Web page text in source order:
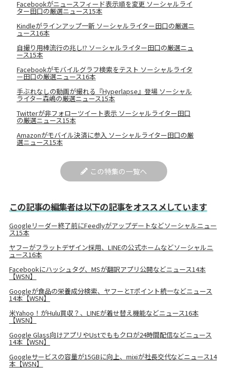
Facebookがニュースフィード表示順を変更 ソーシャルライ
ター田口の厳選ニュース15本
Kindleがラインアップ一新 ソーシャルライター田口の厳選ニ
ュース16本
自撮り用棒流行の兆し!? ソーシャルライター田口の厳選ニュ
ース15本
Facebookがモバイルグラフ検索をテスト ソーシャルライタ
ー田口の厳選ニュース16本
手ぶれなしの動画が撮れる『Hyperlapse』登場 ソーシャル
ライター森嶋の厳選ニュース15本
Twitterが非フォローツイート表示 ソーシャルライター田口
の厳選ニュース15本
Amazonがモバイル決済に参入 ソーシャルライター田口の厳
選ニュース15本
この特集の一覧へ
この記事の編集者は以下の記事をオススメしています
Googleリーダー終了前にFeedlyがアップデートなどソーシャルニュー
ス15本
ヤフーがフラットデザイン採用、LINEの公式ホームなどソーシャルニ
ュース16本
Facebookにハッシュタグ、MSが翻訳アプリ公開などニュース14本
【WSN】
Googleが食品の栄養成分検索、ヤフーとTポイント統一などニュース
14本【WSN】
米Yahoo！がHulu買収？、LINEが着せ替え機能などニュース16本
【WSN】
Google Glass向けアプリやUstでももクロが24時間配信などニュース
14本【WSN】
Googleサービスの容量が15GBに向上、mixiが社長交代などニュース14
本【WSN】